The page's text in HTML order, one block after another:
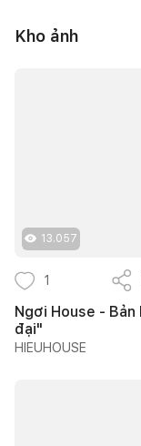
Kho ảnh
13.057
1
Ngơi House -
đại"
HIEUHOUSE